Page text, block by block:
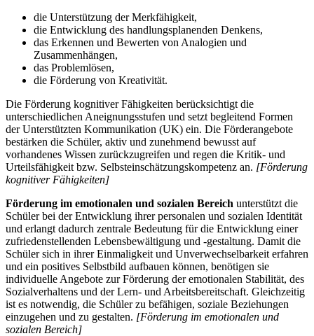
die Unterstützung der Merkfähigkeit,
die Entwicklung des handlungsplanenden Denkens,
das Erkennen und Bewerten von Analogien und
Zusammenhängen,
das Problemlösen,
die Förderung von Kreativität.
Die Förderung kognitiver Fähigkeiten berücksichtigt die
unterschiedlichen Aneignungsstufen und setzt begleitend Formen
der Unterstützten Kommunikation (UK) ein. Die Förderangebote
bestärken die Schüler, aktiv und zunehmend bewusst auf
vorhandenes Wissen zurückzugreifen und regen die Kritik- und
Urteilsfähigkeit bzw. Selbsteinschätzungskompetenz an. [Förderung
kognitiver Fähigkeiten]
Förderung im emotionalen und sozialen Bereich unterstützt die
Schüler bei der Entwicklung ihrer personalen und sozialen Identität
und erlangt dadurch zentrale Bedeutung für die Entwicklung einer
zufriedenstellenden Lebensbewältigung und -gestaltung. Damit die
Schüler sich in ihrer Einmaligkeit und Unverwechselbarkeit erfahren
und ein positives Selbstbild aufbauen können, benötigen sie
individuelle Angebote zur Förderung der emotionalen Stabilität, des
Sozialverhaltens und der Lern- und Arbeitsbereitschaft. Gleichzeitig
ist es notwendig, die Schüler zu befähigen, soziale Beziehungen
einzugehen und zu gestalten. [Förderung im emotionalen und
sozialen Bereich]